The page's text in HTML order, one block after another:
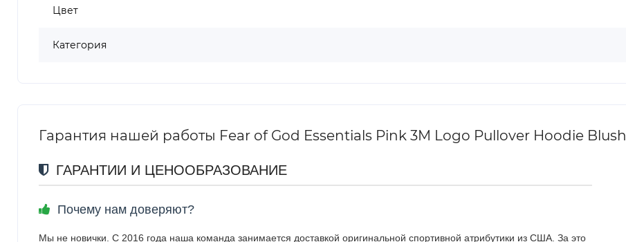
Цвет
Категория
Гарантия нашей работы Fear of God Essentials Pink 3M Logo Pullover Hoodie Blush
ГАРАНТИИ И ЦЕНООБРАЗОВАНИЕ
Почему нам доверяют?
Мы не новички. С 2016 года наша команда занимается доставкой оригинальной спортивной атрибутики из США. За это